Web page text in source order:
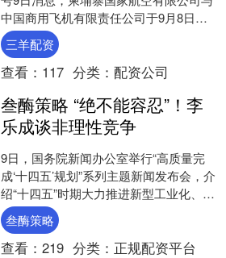
中国商用飞机有限责任公司于9月8日在
郑州签署合作谅解备忘录，拟采购20架
C909飞机，....
三羊配资
查看： 117 分类： 配资公司
叁酶策略 “绝不能容忍”！李
乐成谈非理性竞争
9日，国务院新闻办公室举行“高质量完
成‘十四五’规划”系列主题新闻发布会，介
绍“十四五”时期大力推进新型工业化、巩
固壮大实体经济根基有关情况。 “抓行业
必须抓治....
叁酶策略
查看： 219 分类： 正规配资平台